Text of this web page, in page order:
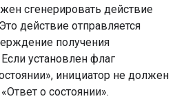
сгенерировать действие
действие отправляется
получения
установлен флаг
инициатор не должен
о состоянии».